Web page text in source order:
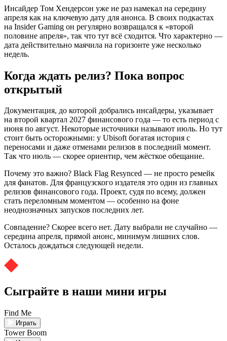
Инсайдер Том Хендерсон уже не раз намекал на середину
апреля как на ключевую дату для анонса. В своих подкастах
на Insider Gaming он регулярно возвращался к «второй
половине апреля», так что тут всё сходится. Что характерно —
дата действительно маячила на горизонте уже несколько
недель.
Когда ждать релиз? Пока вопрос
открытый
Документация, до которой добрались инсайдеры, указывает
на второй квартал 2027 финансового года — то есть период с
июня по август. Некоторые источники называют июль. Но тут
стоит быть осторожными: у Ubisoft богатая история с
переносами и даже отменами релизов в последний момент.
Так что июль — скорее ориентир, чем жёсткое обещание.
Почему это важно? Black Flag Resynced — не просто ремейк
для фанатов. Для французского издателя это один из главных
релизов финансового года. Проект, судя по всему, должен
стать переломным моментом — особенно на фоне
неоднозначных запусков последних лет.
Совпадение? Скорее всего нет. Дату выбрали не случайно —
середина апреля, прямой анонс, минимум лишних слов.
Осталось дождаться следующей недели.
Сыграйте в наши мини игры
Find Me
Играть
Tower Boom